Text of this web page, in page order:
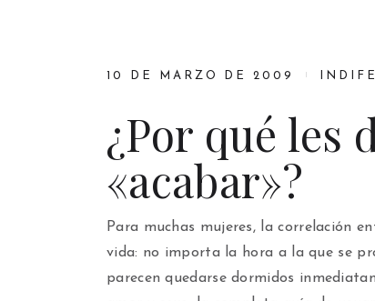
10 DE MARZO DE 2009
¿Por qué les
«acabar»?
Para muchas mujeres, la correlación
vida: no importa la hora a la que se
parecen quedarse dormidos